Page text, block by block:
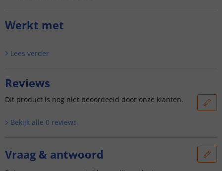
Werkt met
Lees verder
Reviews
Dit product is nog niet beoordeeld door onze klanten.
Bekijk alle 0 reviews
Vraag & antwoord